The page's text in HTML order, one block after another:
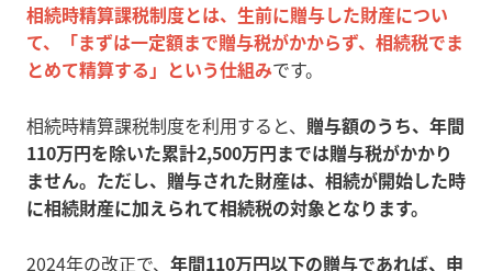
相続時精算課税制度とは、生前に贈与した財産につい
て、「まずは一定額まで贈与税がかからず、相続税でま
とめて精算する」という仕組みです。
相続時精算課税制度を利用すると、 贈与額のうち、年間
110万円を除いた累計2,500万円までは贈与税がかかり
ません。 ただし、贈与された財産は、相続が開始した時
に相続財産に加えられて相続税の対象となります。
2024年の改正で、 年間110万円以下の贈与であれば、申